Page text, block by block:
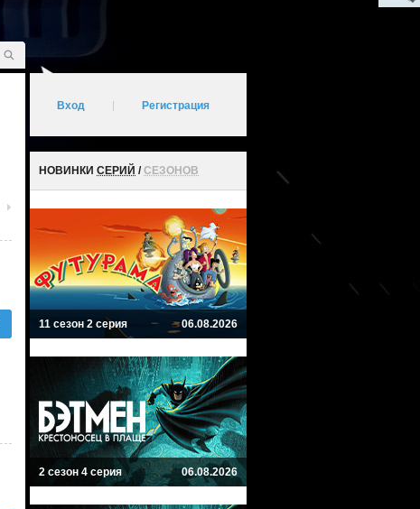
Вход Регистрация
НОВИНКИ СЕРИЙ /СЕЗОНОВ
11 сезон 2 серия 06.08.2026
2 сезон 4 серия 06.08.2026